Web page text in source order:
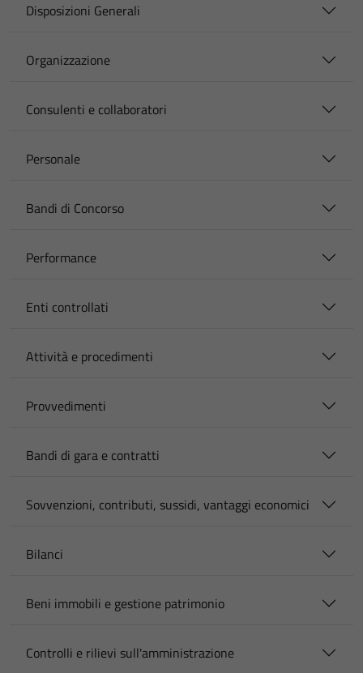
Disposizioni Generali
Organizzazione
Consulenti e collaboratori
Personale
Bandi di Concorso
Performance
Enti controllati
Attività e procedimenti
Provvedimenti
Bandi di gara e contratti
Sovvenzioni, contributi, sussidi, vantaggi economici
Bilanci
Beni immobili e gestione patrimonio
Controlli e rilievi sull'amministrazione